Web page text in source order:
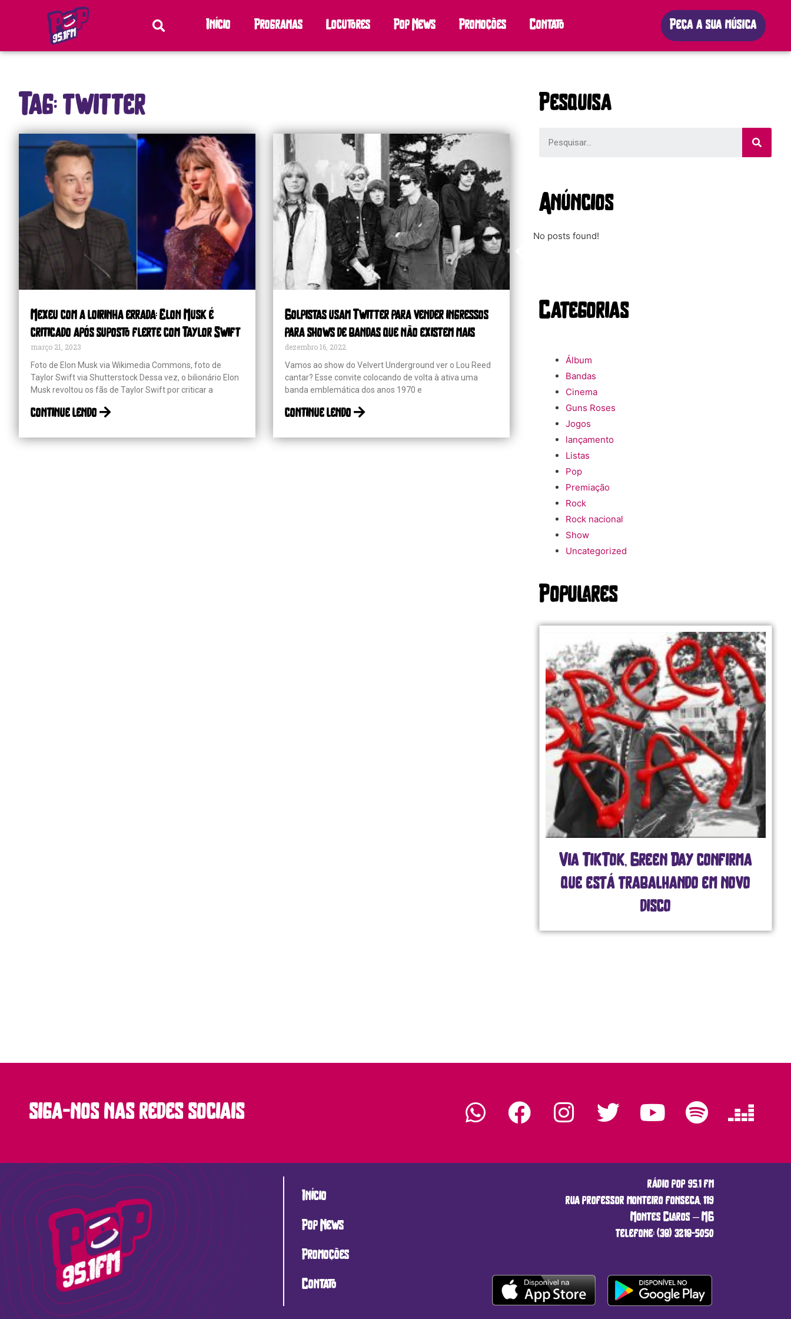
Início Programas Locutores Pop News Promoções Contato Peça a sua música
Tag: twitter
Mexeu com a loirinha errada: Elon Musk é
criticado após suposto flerte com Taylor Swift
março 21, 2023
Foto de Elon Musk via Wikimedia Commons, foto de
Taylor Swift via Shutterstock Dessa vez, o bilionário Elon
Musk revoltou os fãs de Taylor Swift por criticar a
continue lendo
Golpistas usam Twitter para vender ingressos
para shows de bandas que não existem mais
dezembro 16, 2022
Vamos ao show do Velvert Underground ver o Lou Reed
cantar? Esse convite colocando de volta à ativa uma
banda emblemática dos anos 1970 e
continue lendo
Pesquisa
Anúncios
No posts found!
Categorias
Álbum
Bandas
Cinema
Guns Roses
Jogos
lançamento
Listas
Pop
Premiação
Rock
Rock nacional
Show
Uncategorized
Populares
Via TikTok, Green Day confirma
que está trabalhando em novo
disco
siga-nos nas redes sociais
Início
Pop News
Promoções
Contato
rádio pop 95.1 fm
rua professor monteiro fonseca, 119
Montes Claros – MG
telefone: (38) 3218-5050